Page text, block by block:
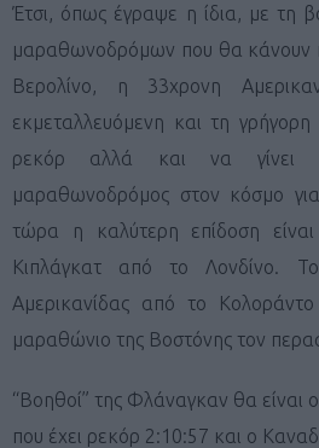
Έτσι, όπως έγραψε η ίδια, με τη
μαραθωνοδρόμων που θα κάνουν
Βερολίνο, η 33χρονη
εκμεταλλευόμενη και τη
ρεκόρ αλλά και να γίνει
μαραθωνοδρόμος στον κόσμο
τώρα η καλύτερη επίδοση
Κιπλάγκατ από το Λονδίνο.
Αμερικανίδας από το
μαραθώνιο της Βοστόνης τον
“Boηθοί” της Φλάναγκαν θα είναι
που έχει ρεκόρ 2:10:57 και ο